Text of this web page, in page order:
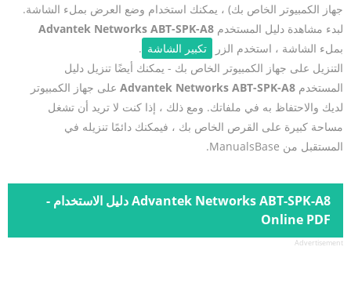
جهاز الكمبيوتر الخاص بك) ، يمكنك استخدام وضع العرض بملء الشاشة.
لبدء مشاهدة دليل المستخدم Advantek Networks ABT-SPK-A8
بملء الشاشة ، استخدم الزر
تكبير الشاشة .
التنزيل على جهاز الكمبيوتر الخاص بك - يمكنك أيضًا تنزيل دليل
المستخدم Advantek Networks ABT-SPK-A8 على جهاز الكمبيوتر
لديك والاحتفاظ به في ملفاتك. ومع ذلك ، إذا كنت لا تريد أن تشغل
مساحة كبيرة على القرص الخاص بك ، فيمكنك دائمًا تنزيله في
المستقبل من ManualsBase.
Advantek Networks ABT-SPK-A8 دليل الاستخدام -
Online PDF
Advertisement